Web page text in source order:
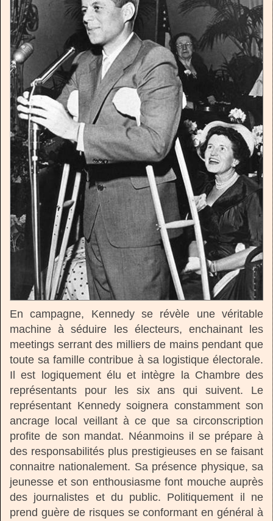
En campagne, Kennedy se révèle une véritable
machine à séduire les électeurs, enchainant les
meetings serrant des milliers de mains pendant que
toute sa famille contribue à sa logistique électorale.
Il est logiquement élu et intègre la Chambre des
représentants pour les six ans qui suivent. Le
représentant Kennedy soignera constamment son
ancrage local veillant à ce que sa circonscription
profite de son mandat. Néanmoins il se prépare à
des responsabilités plus prestigieuses en se faisant
connaitre nationalement. Sa présence physique, sa
jeunesse et son enthousiasme font mouche auprès
des journalistes et du public. Politiquement il ne
prend guère de risques se conformant en général à